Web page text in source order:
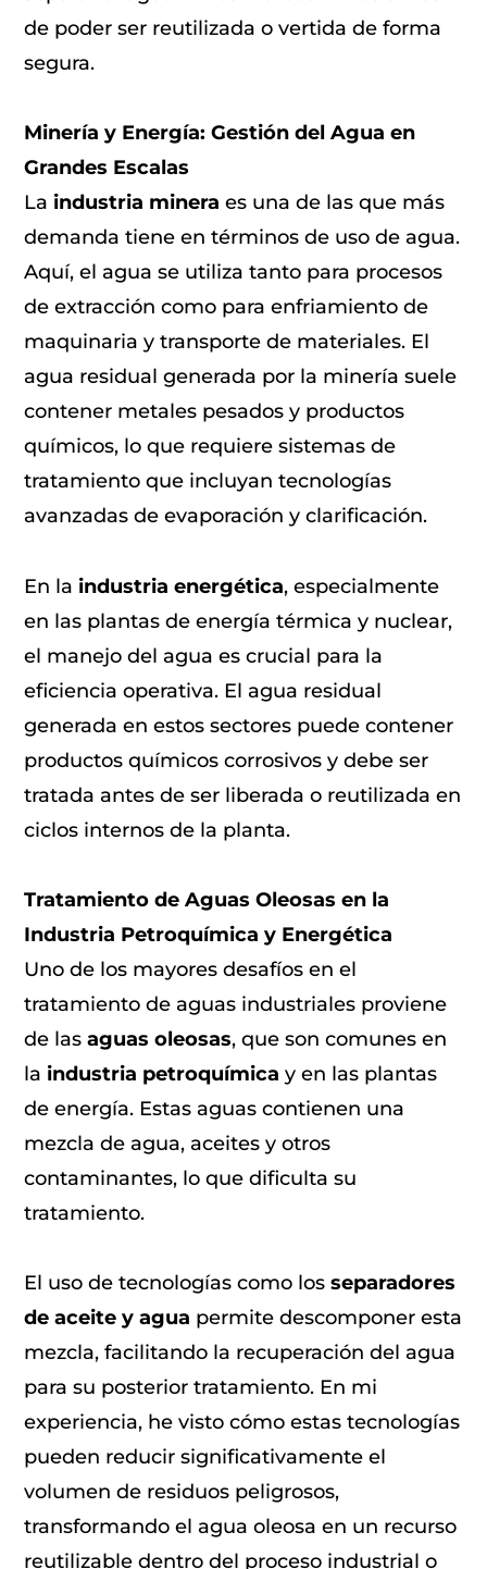
de poder ser reutilizada o vertida de forma
segura.
Minería y Energía: Gestión del Agua en
Grandes Escalas
La industria minera es una de las que más
demanda tiene en términos de uso de agua.
Aquí, el agua se utiliza tanto para procesos
de extracción como para enfriamiento de
maquinaria y transporte de materiales. El
agua residual generada por la minería suele
contener metales pesados y productos
químicos, lo que requiere sistemas de
tratamiento que incluyan tecnologías
avanzadas de evaporación y clarificación.
En la industria energética, especialmente
en las plantas de energía térmica y nuclear,
el manejo del agua es crucial para la
eficiencia operativa. El agua residual
generada en estos sectores puede contener
productos químicos corrosivos y debe ser
tratada antes de ser liberada o reutilizada en
ciclos internos de la planta.
Tratamiento de Aguas Oleosas en la
Industria Petroquímica y Energética
Uno de los mayores desafíos en el
tratamiento de aguas industriales proviene
de lasaguas oleosas, que son comunes en
la industria petroquímica y en las plantas
de energía. Estas aguas contienen una
mezcla de agua, aceites y otros
contaminantes, lo que dificulta su
tratamiento.
El uso de tecnologías como losseparadores
de aceite y agua permite descomponer esta
mezcla, facilitando la recuperación del agua
para su posterior tratamiento. En mi
experiencia, he visto cómo estas tecnologías
pueden reducir significativamente el
volumen de residuos peligrosos,
transformando el agua oleosa en un recurso
reutilizable dentro del proceso industrial o